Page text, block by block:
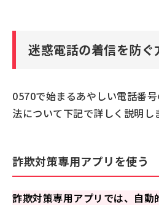
迷惑電話の着信を防ぐ
0570で始まるあやしい電話番
法について下記で詳しく説明し
詐欺対策専用アプリを使う
詐欺対策専用アプリでは、自動